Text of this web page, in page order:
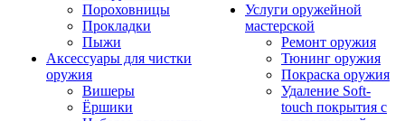
Пороховницы
Прокладки
Пыжи
Аксессуары для чистки
оружия
Вишеры
Ёршики
Услуги оружейной
мастерской
Ремонт оружия
Тюнинг оружия
Покраска оружия
Удаление Soft-
touch покрытия с